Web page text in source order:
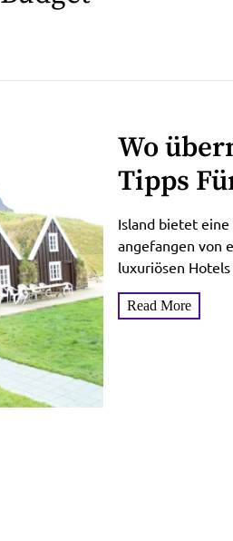
Wo
Tipps
Die
Island bietet
angefangen von
luxuriösen
die Planung und...
Read More